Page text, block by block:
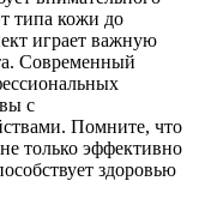
типа кожи до
играет важную
Современный
с
Помните, что
только эффективно
здоровью